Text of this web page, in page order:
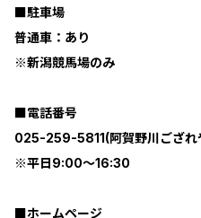
■駐車場
普通車：あり
※新潟競馬場のみ
■電話番号
025-259-5811(阿賀野川ござれ
※平日9:00～16:30
■ホームページ